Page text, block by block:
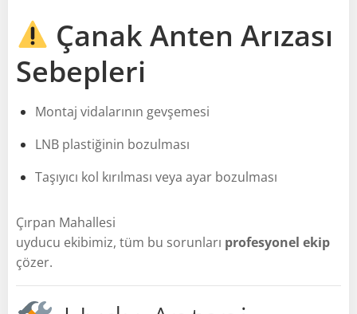
Çanak Anten Arızası
Sebepleri
Montaj vidalarının gevşemesi
LNB plastiğinin bozulması
Taşıyıcı kol kırılması veya ayar bozulması
Çırpan Mahallesi
uyducu ekibimiz, tüm bu sorunları profesyonel ekip
çözer.